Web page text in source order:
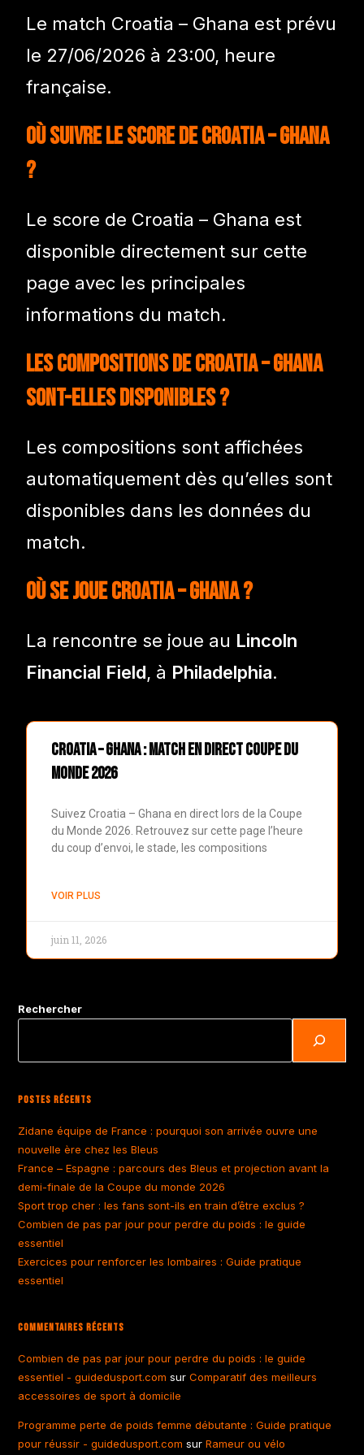
Le match Croatia – Ghana est prévu
le 27/06/2026 à 23:00, heure
française.
Où suivre le score de Croatia – Ghana
?
Le score de Croatia – Ghana est
disponible directement sur cette
page avec les principales
informations du match.
Les compositions de Croatia – Ghana
sont-elles disponibles ?
Les compositions sont affichées
automatiquement dès qu’elles sont
disponibles dans les données du
match.
Où se joue Croatia – Ghana ?
La rencontre se joue au Lincoln
Financial Field, à Philadelphia.
Croatia – Ghana : match en direct Coupe du
Monde 2026
Suivez Croatia – Ghana en direct lors de la Coupe
du Monde 2026. Retrouvez sur cette page l’heure
du coup d’envoi, le stade, les compositions
VOIR PLUS
juin 11, 2026
Rechercher
Postes Récents
Zidane équipe de France : pourquoi son arrivée ouvre une
nouvelle ère chez les Bleus
France – Espagne : parcours des Bleus et projection avant la
demi-finale de la Coupe du monde 2026
Sport trop cher : les fans sont-ils en train d’être exclus ?
Combien de pas par jour pour perdre du poids : le guide
essentiel
Exercices pour renforcer les lombaires : Guide pratique
essentiel
Commentaires Récents
Combien de pas par jour pour perdre du poids : le guide
essentiel - guidedusport.com surComparatif des meilleurs
accessoires de sport à domicile
Programme perte de poids femme débutante : Guide pratique
pour réussir - guidedusport.com surRameur ou vélo